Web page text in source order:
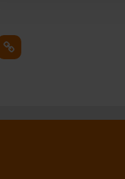
Kopieer link